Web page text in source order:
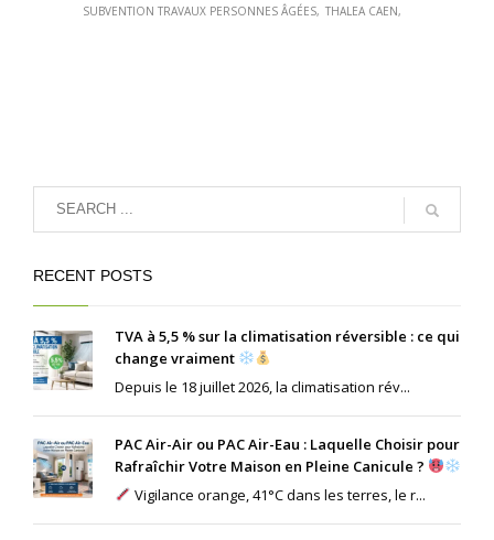
SUBVENTION TRAVAUX PERSONNES ÂGÉES THALEA CAEN
RECENT POSTS
TVA à 5,5 % sur la climatisation réversible : ce qui
change vraiment
Depuis le 18 juillet 2026, la climatisation rév...
PAC Air-Air ou PAC Air-Eau : Laquelle Choisir pour
Rafraîchir Votre Maison en Pleine Canicule ?
Vigilance orange, 41°C dans les terres, le r...